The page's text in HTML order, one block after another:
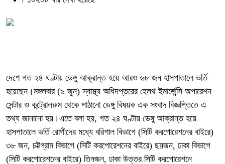
দেশে গত ২৪ ঘণ্টায় ডেঙ্গু আক্রান্ত হয়ে আরও ৬৮ জন হাসপাতালে ভর্তি
হয়েছেন।মঙ্গলবার (৯ জুন) স্বাস্থ্য অধিদপ্তরের হেলথ ইমার্জেন্সি অপারেশন
সেন্টার ও কন্ট্রোলরুম থেকে পাঠানো ডেঙ্গু বিষয়ক এক সংবাদ বিজ্ঞপ্তিতে এ
তথ্য জানানো হয়।এতে বলা হয়, গত ২৪ ঘণ্টায় ডেঙ্গু আক্রান্ত হয়ে
হাসপাতালে ভর্তি রোগীদের মধ্যে বরিশাল বিভাগে (সিটি করপোরেশনের বাইরে)
৩৮ জন, চট্টগ্রাম বিভাগে (সিটি করপোরেশনের বাইরে) ছয়জন, ঢাকা বিভাগে
(সিটি করপোরেশনের বাইরে) তিনজন, ঢাকা উত্তর সিটি করপোরেশনে